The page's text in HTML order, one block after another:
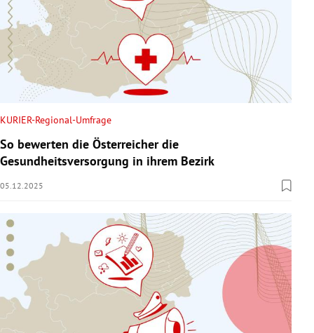
KURIER-Regional-Umfrage
So bewerten die Österreicher die
Gesundheitsversorgung in ihrem Bezirk
05.12.2025